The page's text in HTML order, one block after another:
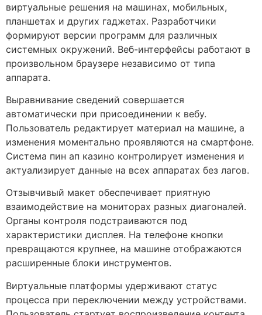
виртуальные решения на машинах, мобильных,
планшетах и других гаджетах. Разработчики
формируют версии программ для различных
системных окружений. Веб-интерфейсы работают в
произвольном браузере независимо от типа
аппарата.
Выравнивание сведений совершается
автоматически при присоединении к вебу.
Пользователь редактирует материал на машине, а
изменения моментально проявляются на смартфоне.
Система пин ап казино контролирует изменения и
актуализирует данные на всех аппаратах без лагов.
Отзывчивый макет обеспечивает приятную
взаимодействие на мониторах разных диагоналей.
Органы контроля подстраиваются под
характеристики дисплея. На телефоне кнопки
превращаются крупнее, на машине отображаются
расширенные блоки инструментов.
Виртуальные платформы удерживают статус
процесса при переключении между устройствами.